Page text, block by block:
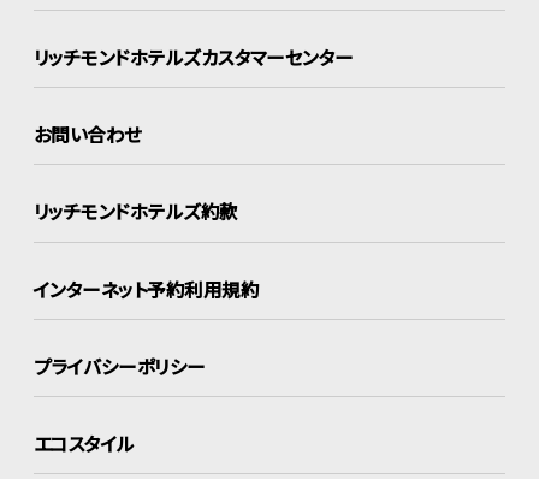
リッチモンドホテルズカスタマーセンター
お問い合わせ
リッチモンドホテルズ約款
インターネット予約利用規約
プライバシーポリシー
エコスタイル